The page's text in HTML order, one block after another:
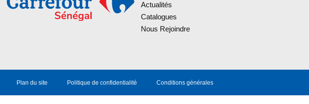
Actualités
Catalogues
Nous Rejoindre
Plan du site Politique de confidentialité Conditions générales